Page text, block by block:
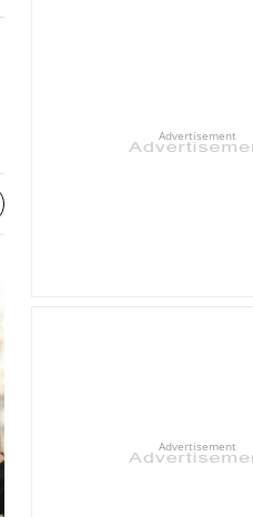
Advertisement
Advertisement